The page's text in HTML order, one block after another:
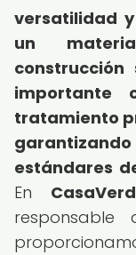
versatilidad
un
construcción
importante
tratamiento
estándares
En